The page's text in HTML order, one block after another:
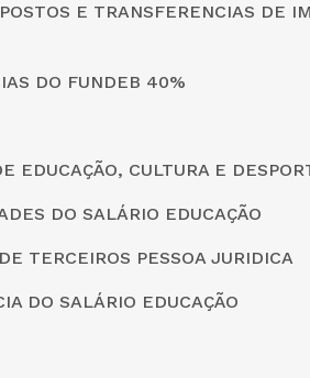
E TRANSFERENCIAS DE
DO FUNDEB 40%
EDUCAÇÃO, CULTURA E
DO SALÁRIO EDUCAÇÃO
TERCEIROS PESSOA JURIDICA
DO SALÁRIO EDUCAÇÃO